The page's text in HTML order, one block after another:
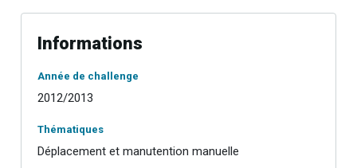
Informations
Année de challenge
2012/2013
Thématiques
Déplacement et manutention manuelle